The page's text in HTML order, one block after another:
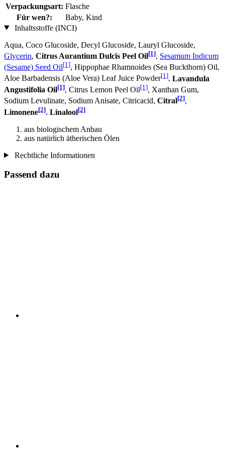
Verpackungsart: Flasche
Für wen?:
Baby, Kind
Inhaltsstoffe (INCI)
Aqua, Coco Glucoside, Decyl Glucoside, Lauryl Glucoside,
Glycerin, Citrus Aurantium Dulcis Peel Oil[1], Sesamum Indicum
(Sesame) Seed Oil[1], Hippophae Rhamnoides (Sea Buckthorn) Oil,
Aloe Barbadensis (Aloe Vera) Leaf Juice Powder[1], Lavandula
Angustifolia Oil[1], Citrus Lemon Peel Oil[1], Xanthan Gum,
Sodium Levulinate, Sodium Anisate, Citricacid, Citral[2],
Limonene[2], Linalool[2]
aus biologischem Anbau
aus natürlich ätherischen Ölen
Rechtliche Informationen
Passend dazu